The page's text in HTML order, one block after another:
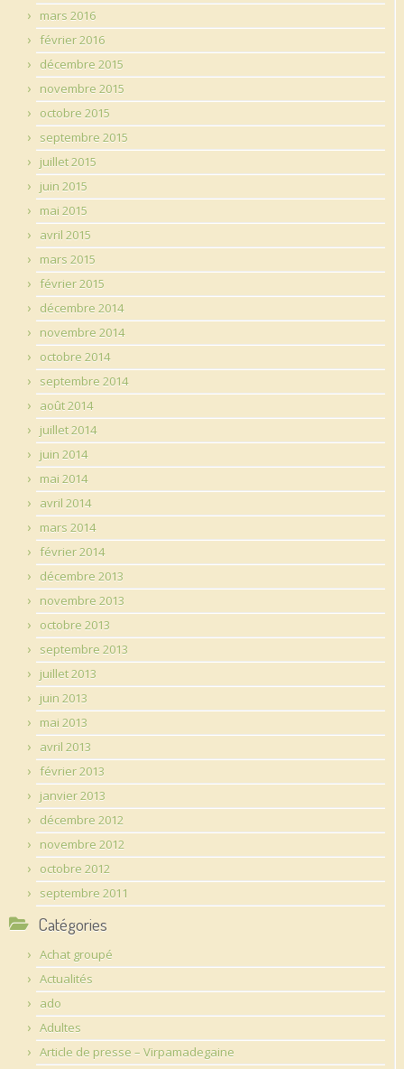
mars 2016
février 2016
décembre 2015
novembre 2015
octobre 2015
septembre 2015
juillet 2015
juin 2015
mai 2015
avril 2015
mars 2015
février 2015
décembre 2014
novembre 2014
octobre 2014
septembre 2014
août 2014
juillet 2014
juin 2014
mai 2014
avril 2014
mars 2014
février 2014
décembre 2013
novembre 2013
octobre 2013
septembre 2013
juillet 2013
juin 2013
mai 2013
avril 2013
février 2013
janvier 2013
décembre 2012
novembre 2012
octobre 2012
septembre 2011
Catégories
Achat groupé
Actualités
ado
Adultes
Article de presse – Virpamadegaine